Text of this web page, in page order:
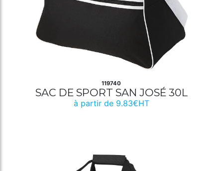
119740
SAC DE SPORT SAN JOSÉ 30L
à partir de 9.83€HT